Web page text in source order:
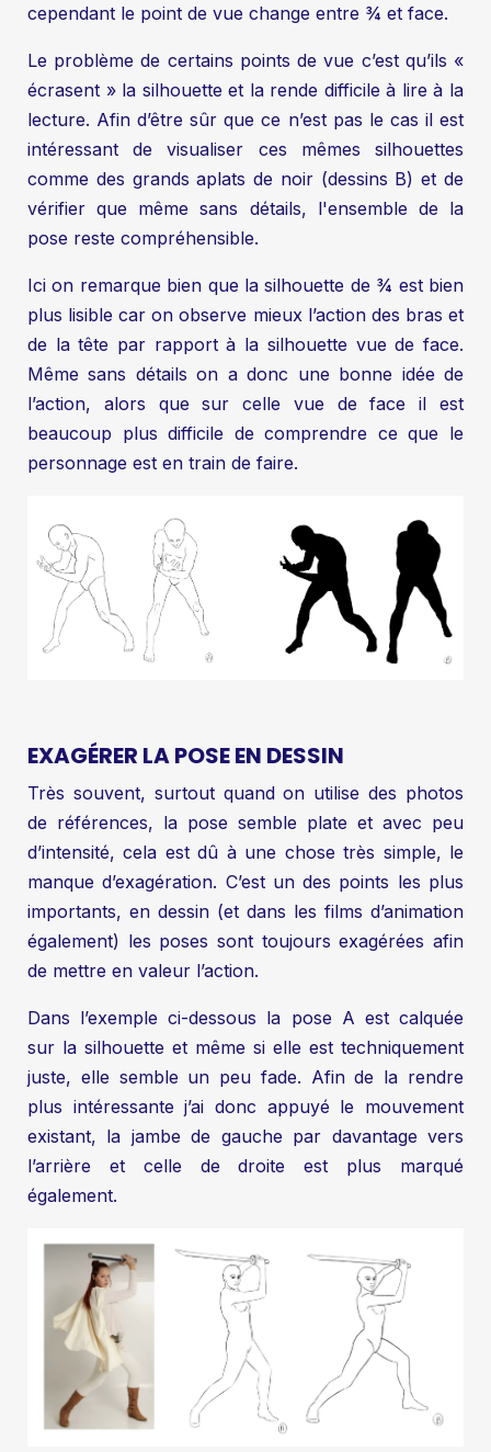
cependant le point de vue change entre ¾ et face.
Le problème de certains points de vue c’est qu’ils «
écrasent » la silhouette et la rende difficile à lire à la
lecture. Afin d’être sûr que ce n’est pas le cas il est
intéressant de visualiser ces mêmes silhouettes
comme des grands aplats de noir (dessins B) et de
vérifier que même sans détails, l'ensemble de la
pose reste compréhensible.
Ici on remarque bien que la silhouette de ¾ est bien
plus lisible car on observe mieux l’action des bras et
de la tête par rapport à la silhouette vue de face.
Même sans détails on a donc une bonne idée de
l’action, alors que sur celle vue de face il est
beaucoup plus difficile de comprendre ce que le
personnage est en train de faire.
EXAGÉRER LA POSE EN DESSIN
Très souvent, surtout quand on utilise des photos
de références, la pose semble plate et avec peu
d’intensité, cela est dû à une chose très simple, le
manque d’exagération. C’est un des points les plus
importants, en dessin (et dans les films d’animation
également) les poses sont toujours exagérées afin
de mettre en valeur l’action.
Dans l’exemple ci-dessous la pose A est calquée
sur la silhouette et même si elle est techniquement
juste, elle semble un peu fade. Afin de la rendre
plus intéressante j’ai donc appuyé le mouvement
existant, la jambe de gauche par davantage vers
l’arrière et celle de droite est plus marqué
également.